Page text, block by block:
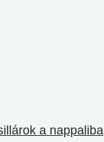
a nappaliba